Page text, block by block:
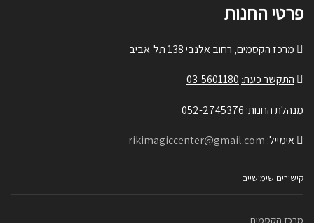
פרטי החנות
מרכז הקסמים, רחוב אלנבי 138 תל-אביב
התקשר כעת: 03-5601180
מנהלת החנות: 052-2745376
אימייל: rikimagiccenter@gmail.com
קישורים שימושיים
מרכז הקסמים